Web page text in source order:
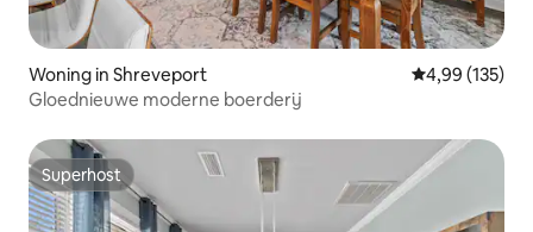
Woning in Shreveport Gemiddelde
4,99 (135)
Gloednieuwe moderne boerderij
Superhost
Superhost